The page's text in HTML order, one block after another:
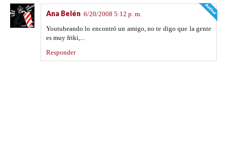
Ana Belén 6/20/2008 5:12 p. m.
Youtubeando lo encontró un amigo, no te digo que la gente
es muy friki,...
Responder